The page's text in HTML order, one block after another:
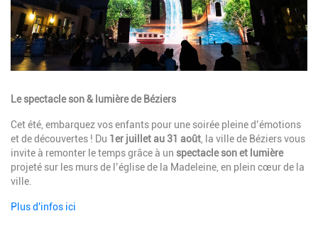
Description
Le spectacle son & lumière de Béziers
Cet été, embarquez vos enfants pour une soirée pleine d’émotions
et de découvertes ! Du 1er juillet au 31 août , la ville de Béziers vous
invite à remonter le temps grâce à un spectacle son et lumière
projeté sur les murs de l’église de la Madeleine, en plein cœur de la
ville.
Plus d'infos ici